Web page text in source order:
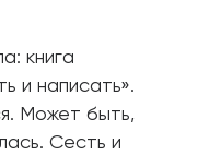
книга
и написать».
Может быть,
Сесть и